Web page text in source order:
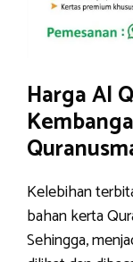
Harga Al
Kelebihan
bahan kerta
Sehingga,